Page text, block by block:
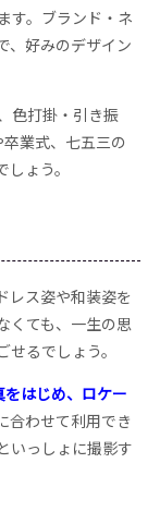
す。ブランド・ネ
、好みのデザイン
色打掛・引き振
業式、七五三の
ょう。
レス姿や和装姿を
くても、一生の思
るでしょう。
はじめ、ロケー
合わせて利用でき
いっしょに撮影す